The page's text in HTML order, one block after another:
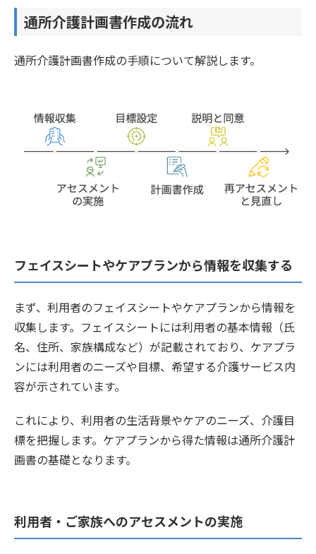
通所介護計画書作成の流れ
通所介護計画書作成の手順について解説します。
フェイスシートやケアプランから情報を収集する
まず、利用者のフェイスシートやケアプランから情報を
収集します。フェイスシートには利用者の基本情報（氏
名、住所、家族構成など）が記載されており、ケアプラ
ンには利用者のニーズや目標、希望する介護サービス内
容が示されています。
これにより、利用者の生活背景やケアのニーズ、介護目
標を把握します。ケアプランから得た情報は通所介護計
画書の基礎となります。
利用者・ご家族へのアセスメントの実施